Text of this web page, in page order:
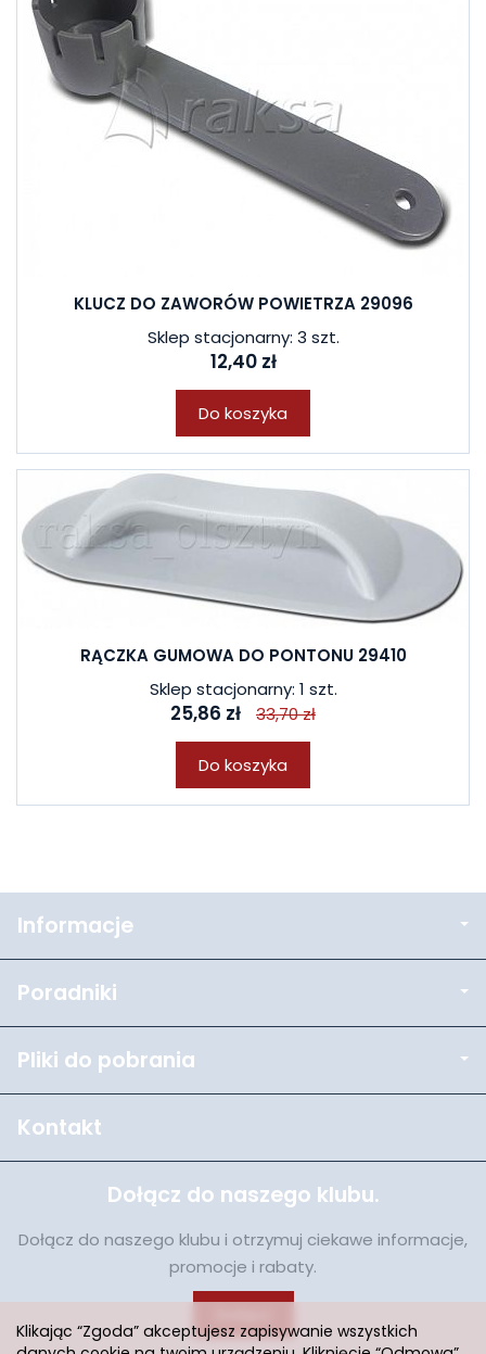
KLUCZ DO ZAWORÓW POWIETRZA 29096
Sklep stacjonarny: 3 szt.
12,40 zł
Do koszyka
RĄCZKA GUMOWA DO PONTONU 29410
Sklep stacjonarny: 1 szt.
25,86 zł 33,70 zł
Do koszyka
Informacje
Poradniki
Pliki do pobrania
Kontakt
Dołącz do naszego klubu.
Dołącz do naszego klubu i otrzymuj ciekawe informacje,
promocje i rabaty.
Klikając “Zgoda” akceptujesz zapisywanie wszystkich